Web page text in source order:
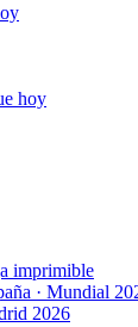
hoy
imprimible
· Mundial
2026